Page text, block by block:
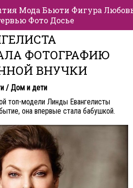
Мода Бьюти Фигура
Фото Досье
ФОТОГРАФИЮ
ВНУЧКИ
/ Дом и дети
топ-модели Линды Евангелисты
она впервые стала бабушкой.